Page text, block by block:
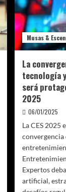
Musas &
La
tecnología
será
2025
06/01/2025
La CES 2025
Expertos
artificial,